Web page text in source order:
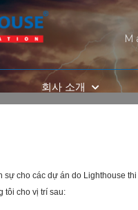
회사 소개
sựcho các dự án do Lighthouse
tôi cho vị trí sau: